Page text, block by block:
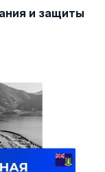
и защиты